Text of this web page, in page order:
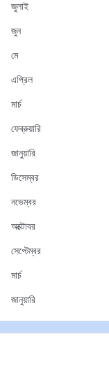
জুলাই
জুন
মে
এপ্রিল
মার্চ
ফেব্রুয়ারি
জানুয়ারি
ডিসেম্বর
নভেম্বর
অক্টোবর
সেপ্টেম্বর
মার্চ
জানুয়ারি